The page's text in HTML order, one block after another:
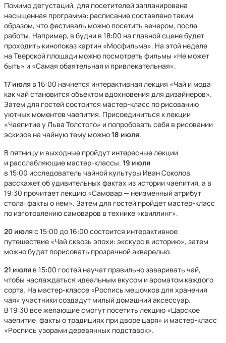
Помимо дегустаций, для посетителей запланирована
насыщенная программа: расписание составлено таким
образом, что фестиваль можно посетить вечером, после
работы. Например, в будни в 18:00 на главной сцене будет
проходить кинопоказ картин «Мосфильма». На этой неделе
на Тверской площади можно посмотреть фильмы «Не может
быть» и «Самая обаятельная и привлекательная».
17 июля в 16:00 начнется интерактивная лекция «Чай и мода:
как чай становится объектом вдохновения для дизайнеров».
Затем для гостей состоится мастер-класс по рисованию
уютных моментов чаепития. Присоединиться к лекции
«Чаепитие у Льва Толстого» и попробовать себя в рисовании
эскизов на чайную тему можно18 июля.
В пятницу и выходные пройдут интересные лекции
и расслабляющие мастер-классы. 19 июля
в 15:00 исследователь чайной культуры Иван Соколов
расскажет об удивительных фактах из истории чаепития, а в
19:30 прочитает лекцию «Самовар — неизменный атрибут
стола: факты о нем». Затем для гостей пройдет мастер-класс
по изготовлению самоваров в технике «квиллинг».
20 июляс 15:00 до 16:00 состоится интерактивное
путешествие «Чай сквозь эпохи: экскурс в историю», затем
можно будет порисовать прозрачной акварелью.
21 июля в 15:00 гостей научат правильно заваривать чай,
чтобы наслаждаться идеальным вкусом и ароматом каждого
сорта. На мастер-классе «Роспись мешочков для хранения
чая» участники создадут милый домашний аксессуар.
В 19:30 все желающие смогут посетить лекцию «Царское
чаепитие: факты о традициях при дворе царя» и мастер-класс
«Роспись узорами деревянных подставок».